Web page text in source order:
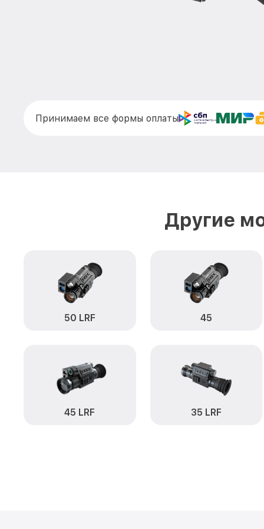
Принимаем все формы оплаты
Другие
50 LRF 45
45 LRF 35 LRF